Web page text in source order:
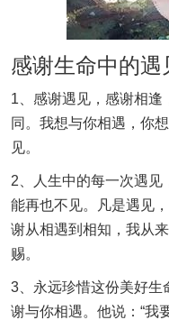
感谢生命中的遇
1、感谢遇见，感谢相逢
同。我想与你相遇，你
见。
2、人生中的每一次遇
能再也不见。凡是遇见
谢从相遇到相知，我从
赐。
3、永远珍惜这份美好生
谢与你相遇。他说：“我